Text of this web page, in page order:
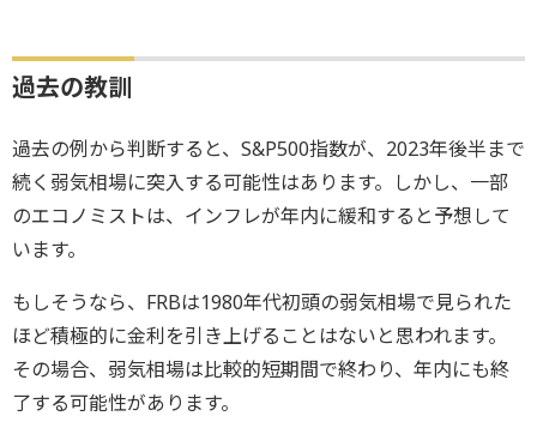
過去の教訓
過去の例から判断すると、S&P500指数が、2023年後半まで
続く弱気相場に突入する可能性はあります。しかし、一部
のエコノミストは、インフレが年内に緩和すると予想して
います。
もしそうなら、FRBは1980年代初頭の弱気相場で見られた
ほど積極的に金利を引き上げることはないと思われます。
その場合、弱気相場は比較的短期間で終わり、年内にも終
了する可能性があります。